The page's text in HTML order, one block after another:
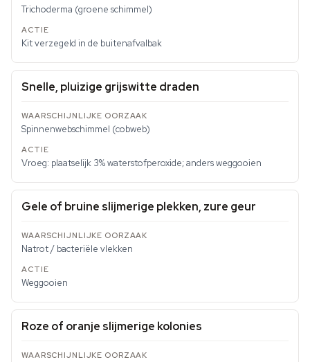
Trichoderma (groene schimmel)
Kit verzegeld in de buitenafvalbak
Snelle, pluizige grijswitte draden
Spinnenwebschimmel (cobweb)
Vroeg: plaatselijk 3% waterstofperoxide; anders weggooien
Gele of bruine slijmerige plekken, zure geur
Natrot / bacteriële vlekken
Weggooien
Roze of oranje slijmerige kolonies